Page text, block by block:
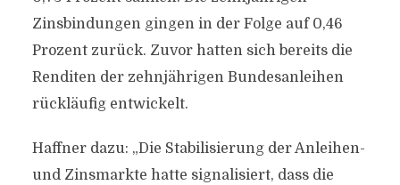
Zinsbindungen gingen in der Folge auf 0,46
Prozent zurück. Zuvor hatten sich bereits die
Renditen der zehnjährigen Bundesanleihen
rückläufig entwickelt.
Haffner dazu: „Die Stabilisierung der Anleihen-
und Zinsmarkte hatte signalisiert, dass die